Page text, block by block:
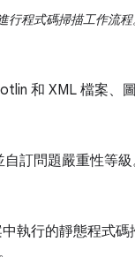
行程式碼掃描工作流程
和 XML 檔案、
訂問題嚴重性等級
執行的靜態程式